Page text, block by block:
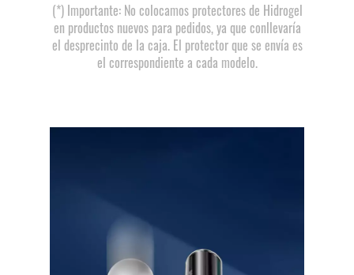
(*) Importante: No colocamos protectores de Hidrogel
en productos nuevos para pedidos, ya que conllevaría
el desprecinto de la caja. El protector que se envía es
el correspondiente a cada modelo.